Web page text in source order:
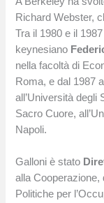
Richard Webster,
Tra il 1980 e il
keynesiano
nella facoltà di
Roma, e dal 1987
all’Università degli
Sacro Cuore,
Napoli.
Galloni è stato
alla Cooperazione,
Politiche per